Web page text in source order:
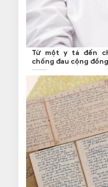
Từ một y tá đến
chống đau cộng đồng